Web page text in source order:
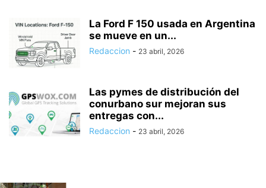
La Ford F 150 usada en Argentina
se mueve en un...
Redaccion - 23 abril, 2026
Las pymes de distribución del
conurbano sur mejoran sus
entregas con...
Redaccion - 23 abril, 2026